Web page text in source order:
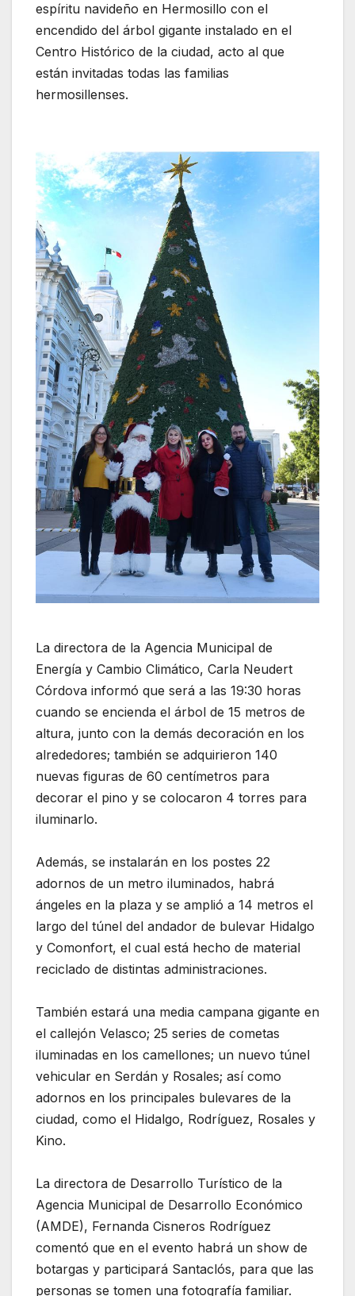
espíritu navideño en Hermosillo con el
encendido del árbol gigante instalado en el
Centro Histórico de la ciudad, acto al que
están invitadas todas las familias
hermosillenses.
La directora de la Agencia Municipal de
Energía y Cambio Climático, Carla Neudert
Córdova informó que será a las 19:30 horas
cuando se encienda el árbol de 15 metros de
altura, junto con la demás decoración en los
alrededores; también se adquirieron 140
nuevas figuras de 60 centímetros para
decorar el pino y se colocaron 4 torres para
iluminarlo.
Además, se instalarán en los postes 22
adornos de un metro iluminados, habrá
ángeles en la plaza y se amplió a 14 metros el
largo del túnel del andador de bulevar Hidalgo
y Comonfort, el cual está hecho de material
reciclado de distintas administraciones.
También estará una media campana gigante en
el callejón Velasco; 25 series de cometas
iluminadas en los camellones; un nuevo túnel
vehicular en Serdán y Rosales; así como
adornos en los principales bulevares de la
ciudad, como el Hidalgo, Rodríguez, Rosales y
Kino.
La directora de Desarrollo Turístico de la
Agencia Municipal de Desarrollo Económico
(AMDE), Fernanda Cisneros Rodríguez
comentó que en el evento habrá un show de
botargas y participará Santaclós, para que las
personas se tomen una fotografía familiar.